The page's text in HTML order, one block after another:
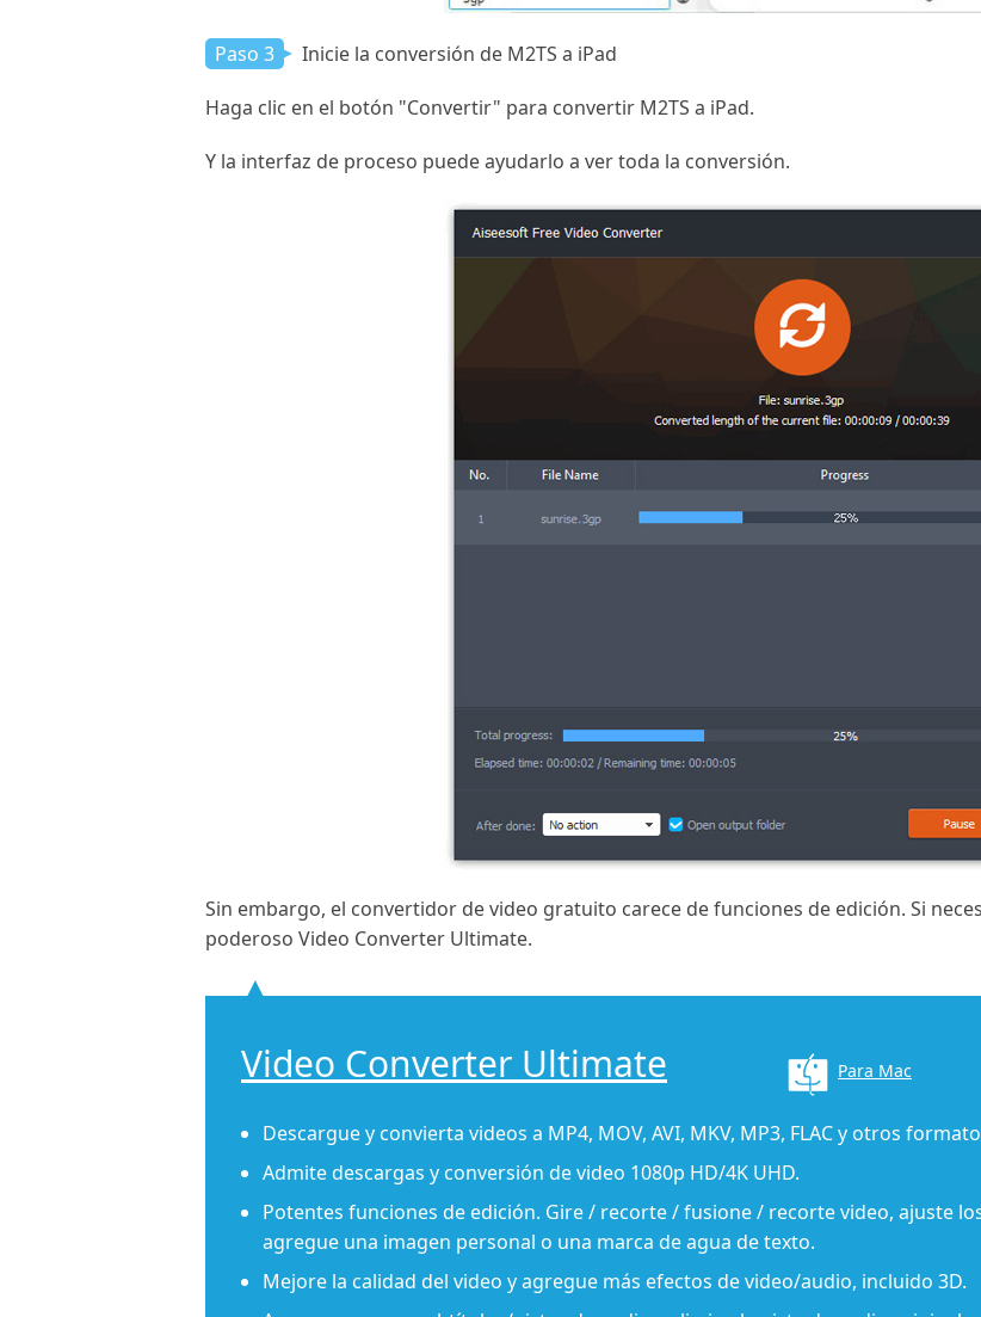
Paso 3 Inicie la conversión de M2TS a iPad
Haga clic en el botón "Convertir" para convertir M2TS a iPad.
Y la interfaz de proceso puede ayudarlo a ver toda la conversión.
Sin embargo, el convertidor de video gratuito carece de funciones de edición. Si
poderoso Video Converter Ultimate.
Video Converter Ultimate Para Mac
Descargue y convierta videos a MP4, MOV, AVI, MKV, MP3, FLAC y otros
Admite descargas y conversión de video 1080p HD/4K UHD.
Potentes funciones de edición. Gire / recorte / fusione / recorte video, ajuste
agregue una imagen personal o una marca de agua de texto.
Mejore la calidad del video y agregue más efectos de video/audio, incluido 3D.